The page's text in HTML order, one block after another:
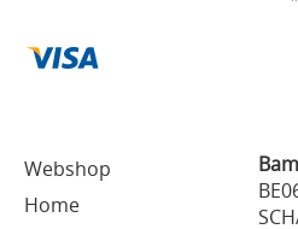
Webshop
Home